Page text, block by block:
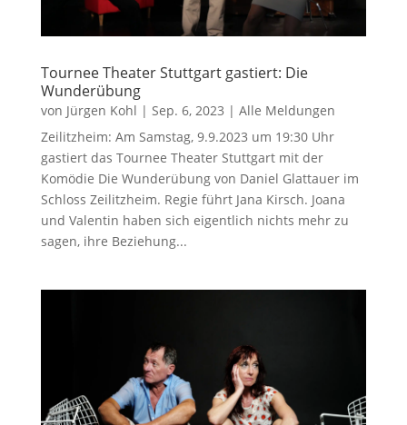
Tournee Theater Stuttgart gastiert: Die
Wunderübung
von Jürgen Kohl | Sep. 6, 2023 | Alle Meldungen
Zeilitzheim: Am Samstag, 9.9.2023 um 19:30 Uhr
gastiert das Tournee Theater Stuttgart mit der
Komödie Die Wunderübung von Daniel Glattauer im
Schloss Zeilitzheim. Regie führt Jana Kirsch. Joana
und Valentin haben sich eigentlich nichts mehr zu
sagen, ihre Beziehung...